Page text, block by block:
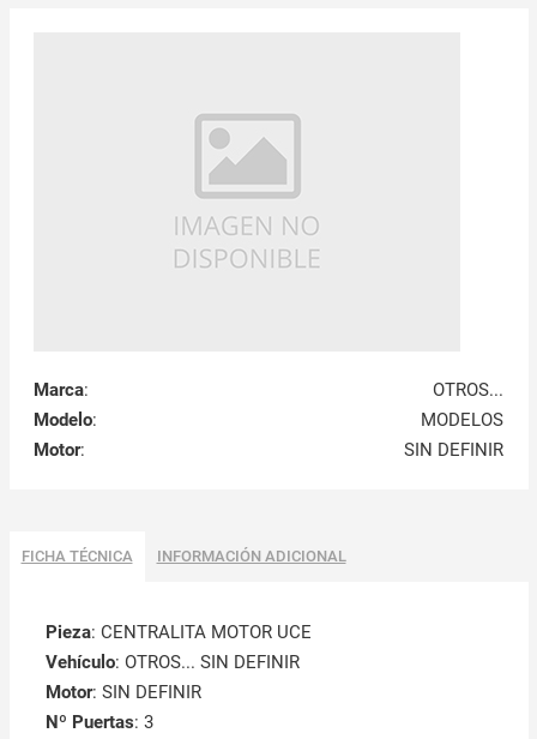
Marca:
OTROS...
Modelo:
MODELOS
Motor: SIN DEFINIR
FICHA TÉCNICA INFORMACIÓN ADICIONAL
Pieza: CENTRALITA MOTOR UCE
Vehículo: OTROS... SIN DEFINIR
Motor: SIN DEFINIR
Nº Puertas: 3